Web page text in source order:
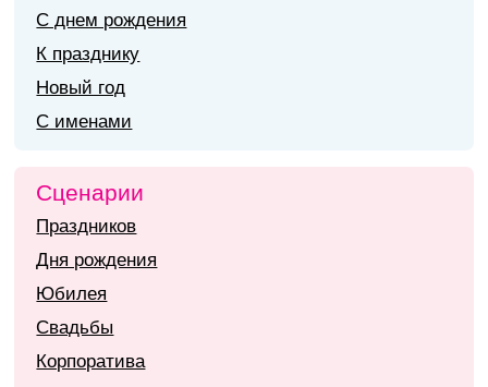
С днем рождения
К празднику
Новый год
С именами
Сценарии
Праздников
Дня рождения
Юбилея
Свадьбы
Корпоратива